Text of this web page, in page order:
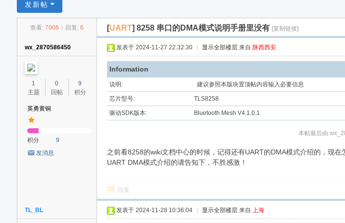
凌
发新帖
查看: 7006 回复: 6 [UART] 8258 串口的DMA模式说明手册里没有 [复制链接]
wx_2870586450
1
主题
0
回帖
9
积分
英勇黄铜
积分
9
发消息
发表于 2024-11-27 22:32:30 显示全部楼层 来自 陕西西安
Information
说明: 建议参照本版块置顶帖内容输入必要信息
芯片型号: TLS8258
驱动SDK版本: Bluetooth Mesh V4.1.0.1
本帖最后由
之前看8258的wiki文档中心的时候，记得还有UART的DMA模式介绍的，现
UART DMA模式介绍的请告知下，不胜感激！
回复
TL_BL 发表于 2024-11-28 10:36:04 显示全部楼层来自 上海